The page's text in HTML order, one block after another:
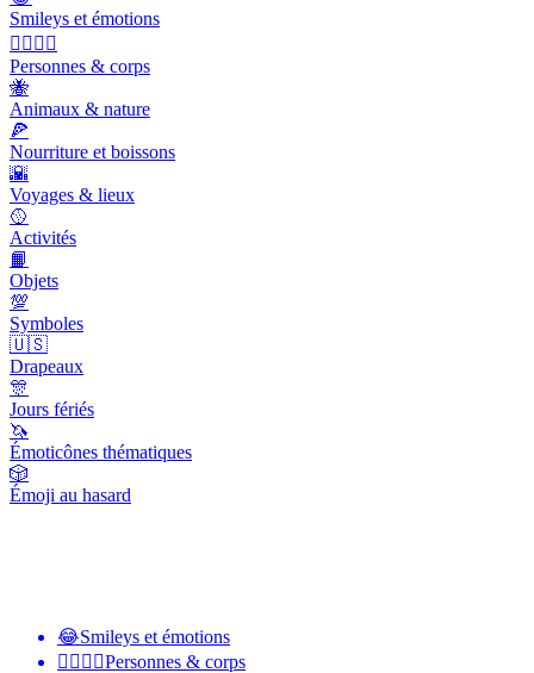
Smileys et émotions
👩‍❤️‍💋‍👨
Personnes & corps
🐝
Animaux & nature
🍕
Nourriture et boissons
🌇
Voyages & lieux
🥎
Activités
📙
Objets
💯
Symboles
🇺🇸
Drapeaux
🎊
Jours fériés
🦄
Émoticônes thématiques
🎲
Émoji au hasard
😂Smileys et émotions
👩‍❤️‍💋‍👨Personnes & corps